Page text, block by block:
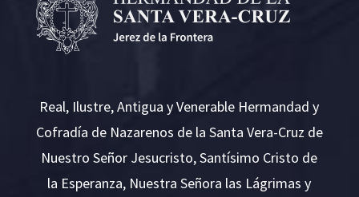
Real, Ilustre, Antigua y Venerable Hermandad y
Cofradía de Nazarenos de la Santa Vera-Cruz de
Nuestro Señor Jesucristo, Santísimo Cristo de
la Esperanza, Nuestra Señora las Lágrimas y